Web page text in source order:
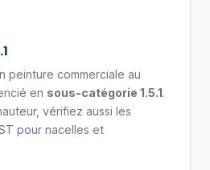
peinture commerciale au
en sous-catégorie 1.5.1.
vérifiez aussi les
pour nacelles et